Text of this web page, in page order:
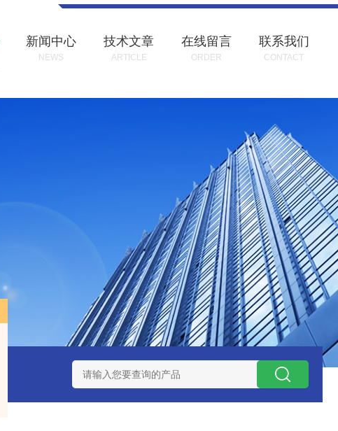
新闻中心
NEWS
技术文章
ARTICLE
在线留言
ORDER
联系我们
CONTACT
GAXT手持式单一气体检测仪 加拿大BW